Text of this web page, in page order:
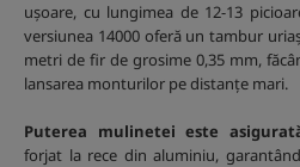
ușoare, cu lungimea de 12-13
versiunea 14000 oferă un tambur
metri de fir de grosime 0,35 mm,
lansarea monturilor pe distanțe mari.
Puterea mulinetei este
forjat la rece din aluminiu,